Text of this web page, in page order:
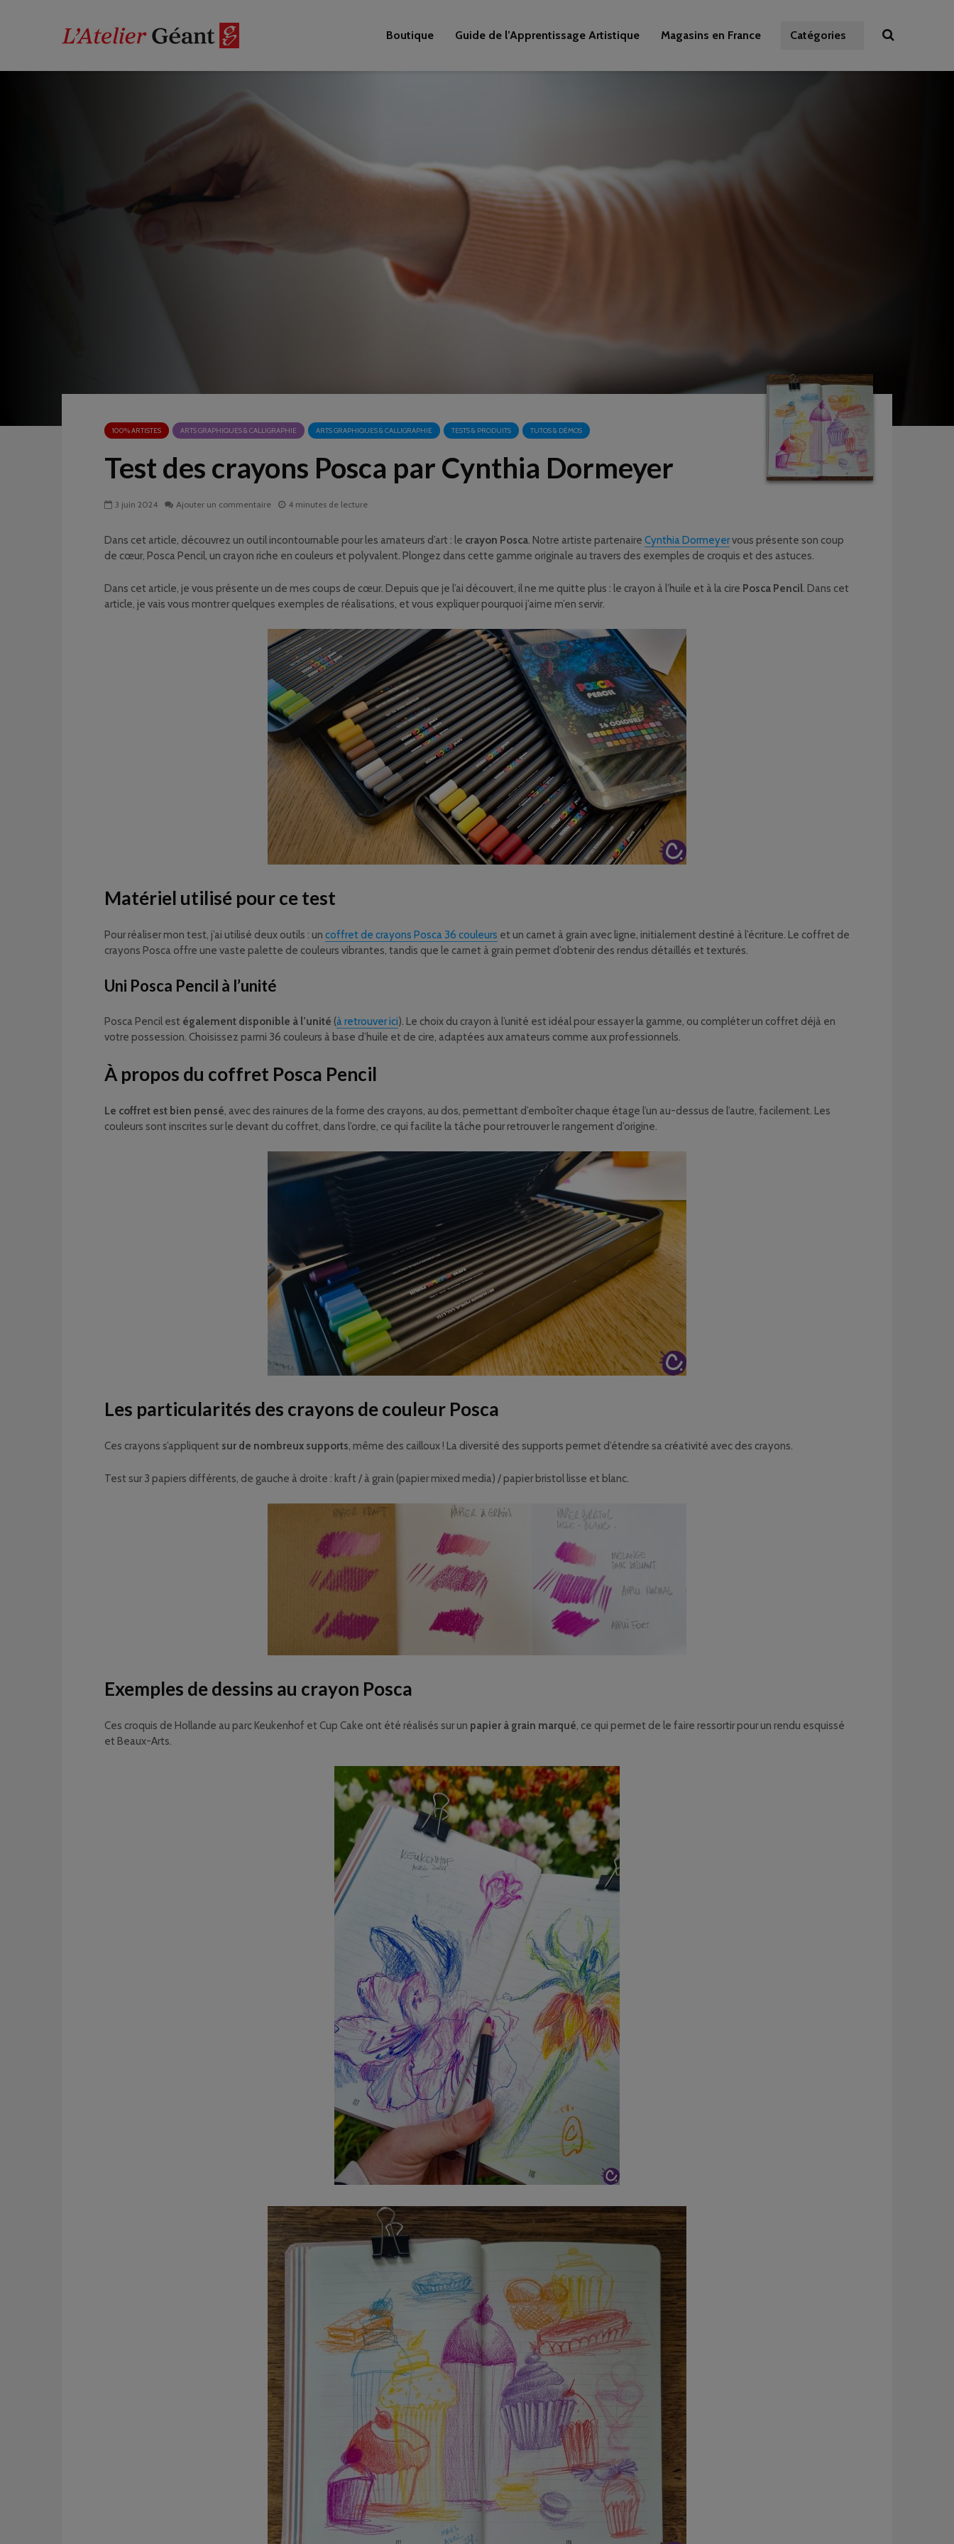
Boutique Guide de l’Apprentissage Artistique Magasins en France Catégories
100% ARTISTES ARTS GRAPHIQUES & CALLIGRAPHIE ARTS GRAPHIQUES & CALLIGRAPHIE TESTS & PRODUITS TUTOS & DÉMOS
Test des crayons Posca par Cynthia Dormeyer
3 juin 2024 Ajouter un commentaire 4 minutes de lecture
Dans cet article, découvrez un outil incontournable pour les amateurs d’art : le crayon Posca. Notre artiste partenaire Cynthia Dormeyervous présente son coup
de cœur, Posca Pencil, un crayon riche en couleurs et polyvalent. Plongez dans cette gamme originale au travers des exemples de croquis et des astuces.
Dans cet article, je vous présente un de mes coups de cœur. Depuis que je l’ai découvert, il ne me quitte plus : le crayon à l’huile et à la cire Posca Pencil. Dans cet
article, je vais vous montrer quelques exemples de réalisations, et vous expliquer pourquoi j’aime m’en servir.
Matériel utilisé pour ce test
Pour réaliser mon test, j’ai utilisé deux outils : un coffret de crayons Posca 36 couleurs et un carnet à grain avec ligne, initialement destiné à l’écriture. Le coffret de
crayons Posca offre une vaste palette de couleurs vibrantes, tandis que le carnet à grain permet d’obtenir des rendus détaillés et texturés.
Uni Posca Pencil à l’unité
Posca Pencil est également disponible à l’unité (à retrouver ici). Le choix du crayon à l’unité est idéal pour essayer la gamme, ou compléter un coffret déjà en
votre possession. Choisissez parmi 36 couleurs à base d’huile et de cire, adaptées aux amateurs comme aux professionnels.
À propos du coffret Posca Pencil
Le coffret est bien pensé, avec des rainures de la forme des crayons, au dos, permettant d’emboîter chaque étage l’un au-dessus de l’autre, facilement. Les
couleurs sont inscrites sur le devant du coffret, dans l’ordre, ce qui facilite la tâche pour retrouver le rangement d’origine.
Les particularités des crayons de couleur Posca
Ces crayons s’appliquent sur de nombreux supports, même des cailloux ! La diversité des supports permet d’étendre sa créativité avec des crayons.
Test sur 3 papiers différents, de gauche à droite : kraft / à grain (papier mixed media) / papier bristol lisse et blanc.
Exemples de dessins au crayon Posca
Ces croquis de Hollande au parc Keukenhof et Cup Cake ont été réalisés sur un papier à grain marqué, ce qui permet de le faire ressortir pour un rendu esquissé
et Beaux-Arts.